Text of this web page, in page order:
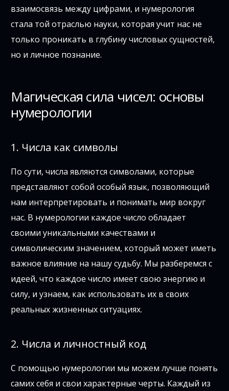
взаимосвязь между цифрами, и нумерология
стала той отраслью науки, которая учит нас не
только проникать в глубину числовых сущностей,
но и личное познание.
Магическая сила чисел: основы
нумерологии
1. Числа как символы
По сути, числа являются символами, которые
представляют собой особый язык, позволяющий
нам интерпретировать и понимать мир вокруг
нас. В нумерологии каждое число обладает
своими уникальными качествами и
символическим значением, который может иметь
важное влияние на нашу судьбу. Мы разберемся с
идеей, что каждое число имеет свою энергию и
силу, и узнаем, как использовать их в своих
реальных жизненных ситуациях.
2. Числа и личностный код
С помощью нумерологии мы можем лучше понять
самих себя и свои характерные черты. Каждый из